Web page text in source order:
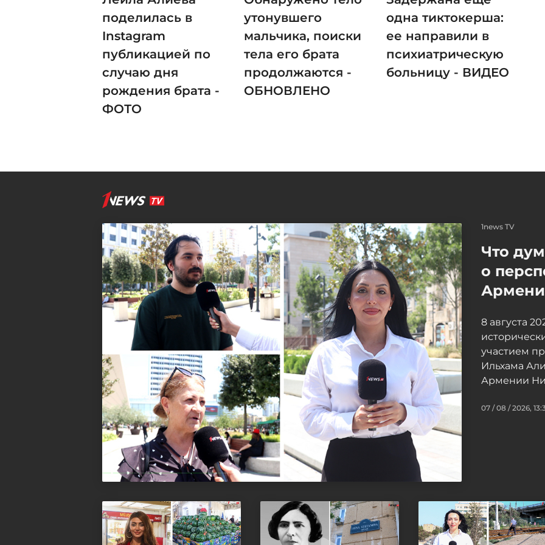
поделилась в
Instagram
публикацией по
случаю дня
рождения брата -
ФОТО
утонувшего
мальчика, поиски
тела его брата
продолжаются -
ОБНОВЛЕНО
одна тиктокерша:
ее направили в
психиатрическую
больницу - ВИДЕО
1news TV
Что
о
8 августа
участием
Ильхама
Армении
07 / 08 / 2026,